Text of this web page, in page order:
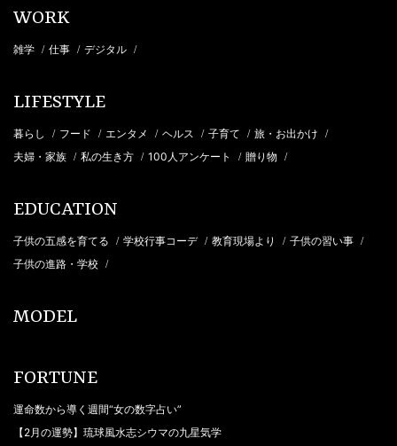
WORK
雑学 / 仕事 / デジタル /
LIFESTYLE
暮らし / フード / エンタメ / ヘルス / 子育て / 旅・お出かけ /
夫婦・家族 / 私の生き方 / 100人アンケート / 贈り物 /
EDUCATION
子供の五感を育てる / 学校行事コーデ / 教育現場より / 子供の習い事 /
子供の進路・学校 /
MODEL
FORTUNE
運命数から導く週間“女の数字占い”
【2月の運勢】琉球風水志シウマの九星気学